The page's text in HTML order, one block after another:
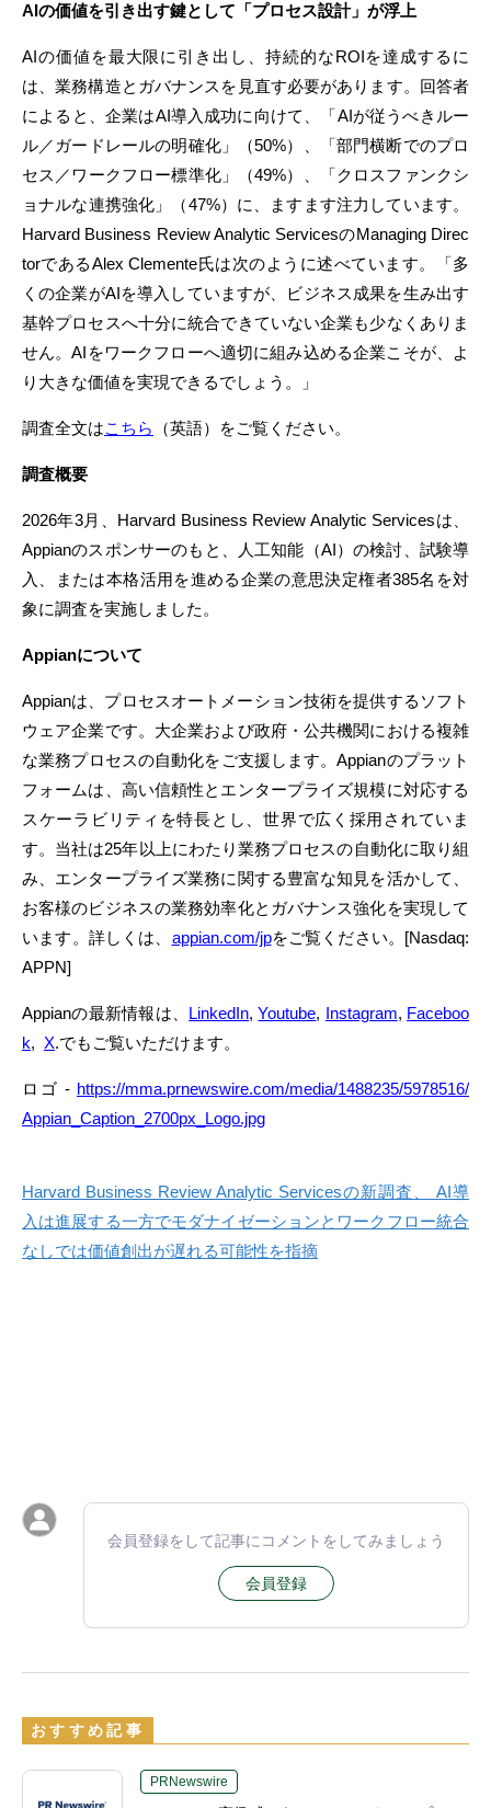
AIの価値を引き出す鍵として「プロセス設計」が浮上
AIの価値を最大限に引き出し、持続的なROIを達成するに
は、業務構造とガバナンスを見直す必要があります。回答者
によると、企業はAI導入成功に向けて、「AIが従うべきルー
ル／ガードレールの明確化」（50%）、「部門横断でのプロ
セス／ワークフロー標準化」（49%）、「クロスファンクシ
ョナルな連携強化」（47%）に、ますます注力しています。
Harvard Business Review Analytic ServicesのManaging Direc
torであるAlex Clemente氏は次のように述べています。「多
くの企業がAIを導入していますが、ビジネス成果を生み出す
基幹プロセスへ十分に統合できていない企業も少なくありま
せん。AIをワークフローへ適切に組み込める企業こそが、よ
り大きな価値を実現できるでしょう。」
調査全文はこちら （英語）をご覧ください。
調査概要
2026年3月、Harvard Business Review Analytic Servicesは、
Appianのスポンサーのもと、人工知能（AI）の検討、試験導
入、または本格活用を進める企業の意思決定権者385名を対
象に調査を実施しました。
Appianについて
Appianは、プロセスオートメーション技術を提供するソフト
ウェア企業です。大企業および政府・公共機関における複雑
な業務プロセスの自動化をご支援します。Appianのプラット
フォームは、高い信頼性とエンタープライズ規模に対応する
スケーラビリティを特長とし、世界で広く採用されていま
す。当社は25年以上にわたり業務プロセスの自動化に取り組
み、エンタープライズ業務に関する豊富な知見を活かして、
お客様のビジネスの業務効率化とガバナンス強化を実現して
います。詳しくは、 appian.com/jpをご覧ください。[Nasdaq:
APPN]
Appianの最新情報は、 LinkedIn,Youtube, Instagram, Faceboo
k, X.でもご覧いただけます。
ロゴ - https://mma.prnewswire.com/media/1488235/5978516/
Appian_Caption_2700px_Logo.jpg
Harvard Business Review Analytic Servicesの新調査、 AI導
入は進展する一方でモダナイゼーションとワークフロー統合
なしでは価値創出が遅れる可能性を指摘
会員登録をして記事にコメントをしてみましょう
会員登録
おすすめ記事
PRNewswire